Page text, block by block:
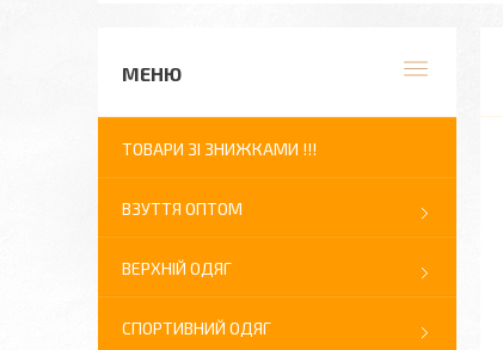
ТОВАРИ ЗІ ЗНИЖКАМИ !!!
ВЗУТТЯ ОПТОМ
ВЕРХНІЙ ОДЯГ
СПОРТИВНИЙ ОДЯГ